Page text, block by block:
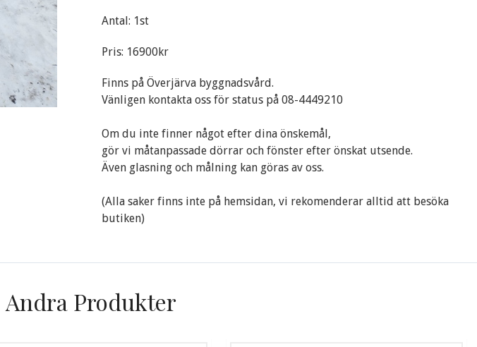
Antal: 1st
Pris: 16900kr
Finns på Överjärva byggnadsvård.
Vänligen kontakta oss för status på 08-4449210
Om du inte finner något efter dina önskemål,
gör vi måtanpassade dörrar och fönster efter önskat utsende.
Även glasning och målning kan göras av oss.
(Alla saker finns inte på hemsidan, vi rekomenderar alltid att besöka
butiken)
Andra Produkter